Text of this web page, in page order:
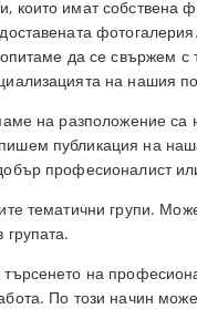
които имат собствена
да се свържем
на нашия
на разположение са
публикация на
професионалист
тематични групи.
на
По този начин